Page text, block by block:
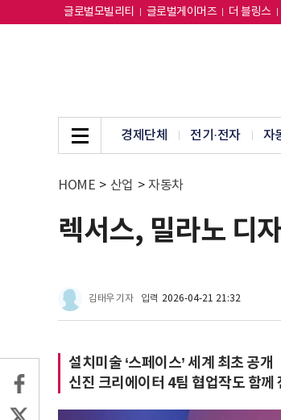
글로벌모빌리티 글로벌게이머즈 더 블링스
경제단체 전기·전자 자
HOME > 산업 > 자동차
렉서스, 밀라노 디
김태우 기자 입력 2026-04-21 21:32
설치미술 ‘스페이스’ 세계 최초 공개
신진 크리에이터 4팀 협업작도 함께